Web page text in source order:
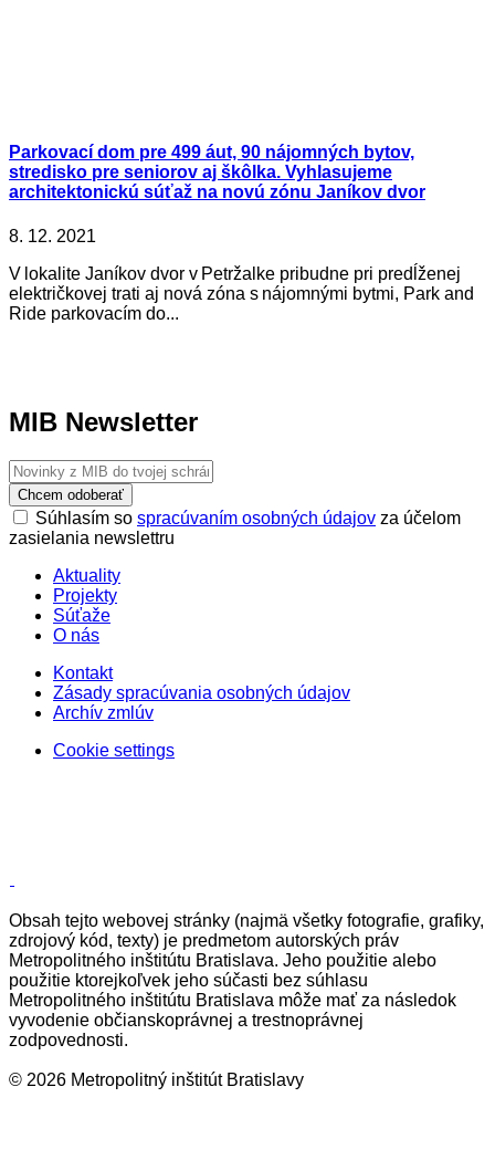
Parkovací dom pre 499 áut, 90 nájomných bytov,
stredisko pre seniorov aj škôlka. Vyhlasujeme
architektonickú súťaž na novú zónu Janíkov dvor
8. 12. 2021
V lokalite Janíkov dvor v Petržalke pribudne pri predĺženej
električkovej trati aj nová zóna s nájomnými bytmi, Park and
Ride parkovacím do...
MIB Newsletter
Chcem odoberať
Súhlasím so spracúvaním osobných údajov za účelom
zasielania newslettru
Aktuality
Projekty
Súťaže
O nás
Kontakt
Zásady spracúvania osobných údajov
Archív zmlúv
Cookie settings
Obsah tejto webovej stránky (najmä všetky fotografie, grafiky,
zdrojový kód, texty) je predmetom autorských práv
Metropolitného inštitútu Bratislava. Jeho použitie alebo
použitie ktorejkoľvek jeho súčasti bez súhlasu
Metropolitného inštitútu Bratislava môže mať za následok
vyvodenie občianskoprávnej a trestnoprávnej
zodpovednosti.
© 2026 Metropolitný inštitút Bratislavy